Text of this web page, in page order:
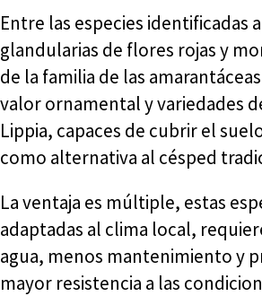
Entre las especies identificadas
glandularias de flores rojas y
de la familia de las
valor ornamental y variedades
Lippia, capaces de cubrir el
como alternativa al césped
La ventaja es múltiple, estas
adaptadas al clima local,
agua, menos mantenimiento y
mayor resistencia a las